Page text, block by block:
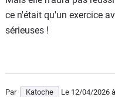
ce n'était qu'un exercice
sérieuses !
Par Katoche Le 12/04/2026